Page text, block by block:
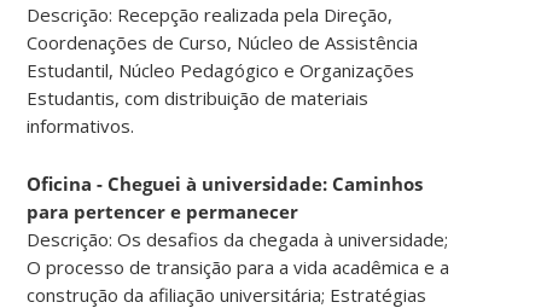
Descrição: Recepção realizada pela Direção,
Coordenações de Curso, Núcleo de Assistência
Estudantil, Núcleo Pedagógico e Organizações
Estudantis, com distribuição de materiais
informativos.
Oficina - Cheguei à universidade: Caminhos
para pertencer e permanecer
Descrição: Os desafios da chegada à universidade;
O processo de transição para a vida acadêmica e a
construção da afiliação universitária; Estratégias